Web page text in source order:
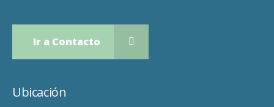
Ir a Contacto
Ubicación